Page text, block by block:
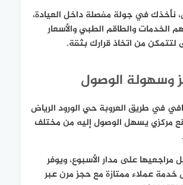
نأخذك في جولة مفصلة داخل العيادة،
الخدمات والطاقم الطبي والأسعار
لتتمكن من اتخاذ قرارك بثقة.
وسهولة الوصول
في طريق العروبة حي الورود الرياض
موقع مركزي يسهل الوصول إليه من مختلف
مراجعيها على مدار الأسبوع، ويوفر
خدمة عملاء ممتازة مع حجز مرن عبر